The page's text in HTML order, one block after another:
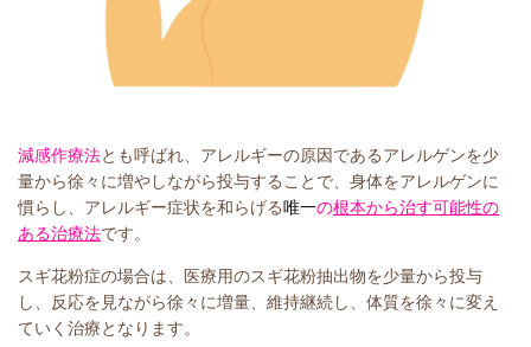
減感作療法とも呼ばれ、アレルギーの原因であるアレルゲンを少
量から徐々に増やしながら投与することで、身体をアレルゲンに
慣らし、アレルギー症状を和らげる唯一の根本から治す可能性の
ある治療法です。
スギ花粉症の場合は、医療用のスギ花粉抽出物を少量から投与
し、反応を見ながら徐々に増量、維持継続し、体質を徐々に変え
ていく治療となります。